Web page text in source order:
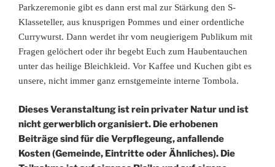
Parkzeremonie gibt es dann erst mal zur Stärkung den S-
Klasseteller, aus knusprigen Pommes und einer ordentliche
Currywurst. Dann werdet ihr vom neugierigem Publikum mit
Fragen gelöchert oder ihr begebt Euch zum Haubentauchen
unter das heilige Bleichkleid. Vor Kaffee und Kuchen gibt es
unsere, nicht immer ganz ernstgemeinte interne Tombola.
Dieses Veranstaltung ist rein privater Natur und ist
nicht gerwerblich organisiert. Dieerhobenen
Beiträge sind für die Verpflegeung, anfallende
Kosten (Gemeinde, Eintritte oder Ähnliches). Die